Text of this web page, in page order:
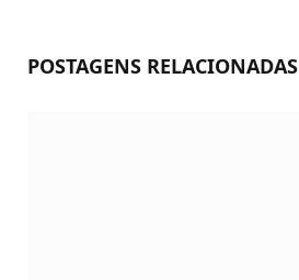
POSTAGENS RELACIONADAS